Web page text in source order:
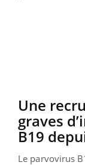
Une
graves
B19
Le parvovirus